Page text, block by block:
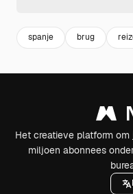
spanje brug
Het creatieve platform
miljoen abonnees